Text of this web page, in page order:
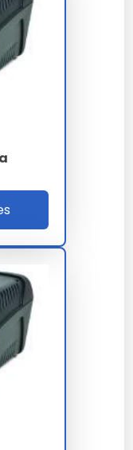
controles,
de
a ficha técnica
sms 600va,
via formulário no